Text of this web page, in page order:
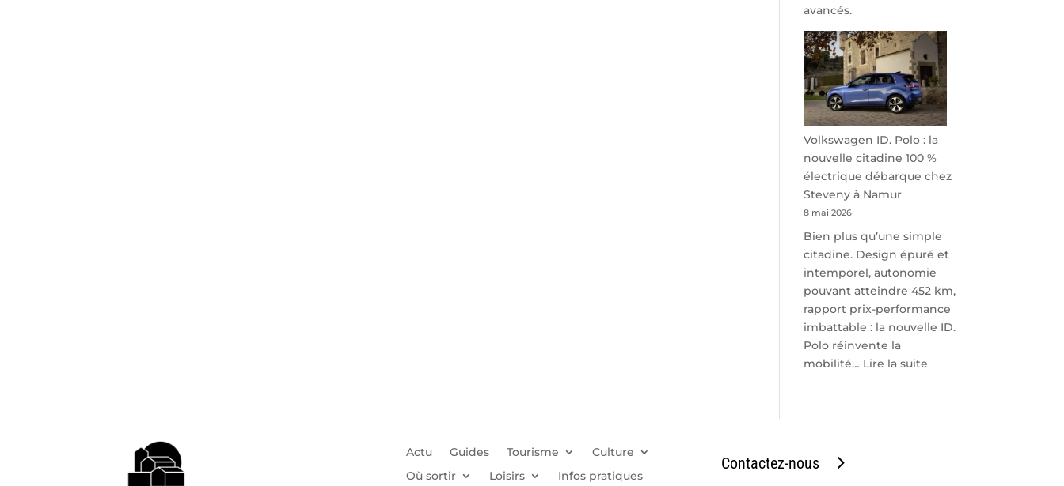
avancés.
Volkswagen ID. Polo : la
nouvelle citadine 100 %
électrique débarque chez
Steveny à Namur
8 mai 2026
Bien plus qu’une simple
citadine. Design épuré et
intemporel, autonomie
pouvant atteindre 452 km,
rapport prix-performance
imbattable : la nouvelle ID.
Polo réinvente la
mobilité… Lire la suite
Actu Guides Tourisme
Culture
Où sortir
Loisirs Infos pratiques
Contactez-nous